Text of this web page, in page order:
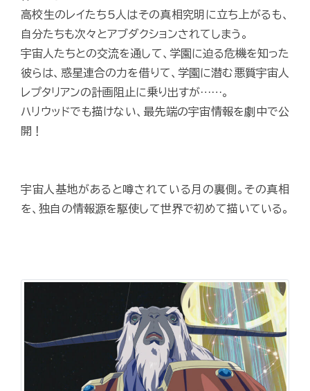
高校生のレイたち5人はその真相究明に立ち上がるも、
自分たちも次々とアブダクションされてしまう。
宇宙人たちとの交流を通して、学園に迫る危機を知った
彼らは、惑星連合の力を借りて、学園に潜む悪質宇宙人
レプタリアンの計画阻止に乗り出すが……。
ハリウッドでも描けない、最先端の宇宙情報を劇中で公
開！
宇宙人基地があると噂されている月の裏側。その真相
を、独自の情報源を駆使して世界で初めて描いている。